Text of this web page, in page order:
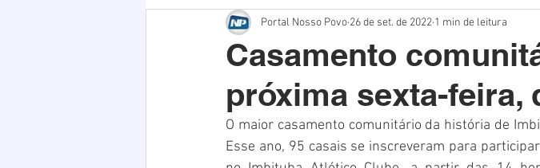
Cultura Polícia Natureza Imbituba
Verão Saúde Polícia Destaque
infraestrutura Natal PERDIDOS
Casamento
próxima sexta-feira,
Portal Nosso Povo 26 de set. de 2022 1 min de leitura
O maior casamento comunitário da história de
Esse ano, 95 casais se inscreveram para